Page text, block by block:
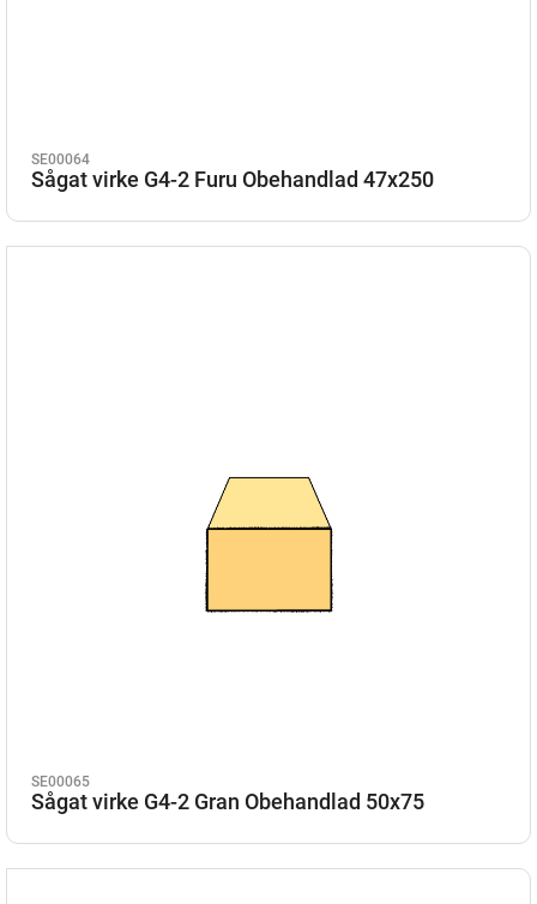
SE00064
Sågat virke G4-2 Furu Obehandlad 47x250
SE00065
Sågat virke G4-2 Gran Obehandlad 50x75